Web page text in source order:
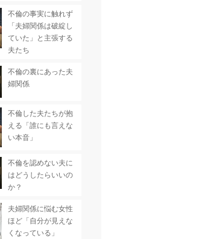
不倫の事実に触れず
「夫婦関係は破綻し
ていた」と主張する
夫たち
不倫の裏にあった夫
婦関係
不倫した夫たちが抱
える「誰にも言えな
い本音」
不倫を認めない夫に
はどうしたらいいの
か？
夫婦関係に悩む女性
ほど「自分が見えな
くなっている」